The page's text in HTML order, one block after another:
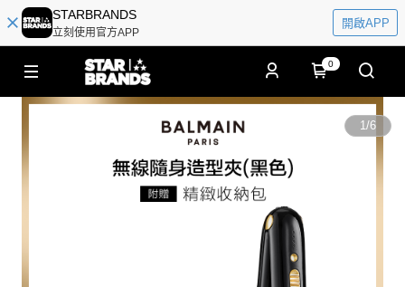
STARBRANDS
立刻使用官方APP
開啟APP
0
1/6